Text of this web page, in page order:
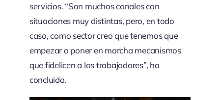
servicios. “Son muchos canales con
situaciones muy distintas, pero, en todo
caso, como sector creo que tenemos que
empezar a poner en marcha mecanismos
que fidelicen a los trabajadores”, ha
concluido.